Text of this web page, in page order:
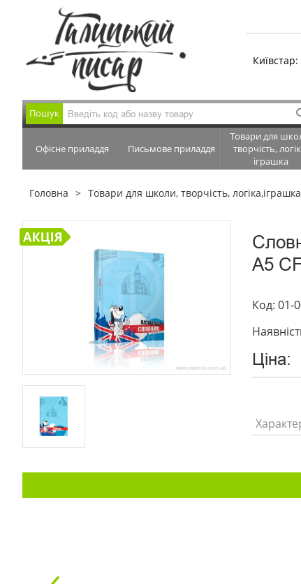
Київстар:
Пошук
Офісне приладдя Письмове приладдя
Товари для
творчість,
іграшка
Головна Товари для школи, творчість, логіка,іграшка
А5
Код: 01-
Ціна: